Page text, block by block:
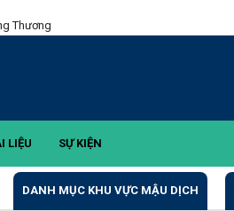
Thương
LIỆU SỰ KIỆN
DANH MỤC KHU VỰC MẬU DỊCH